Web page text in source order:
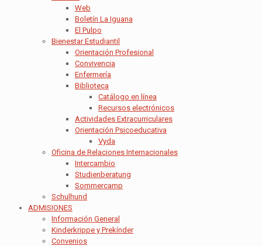
Web
Boletín La Iguana
El Pulpo
Bienestar Estudiantil
Orientación Profesional
Convivencia
Enfermería
Biblioteca
Catálogo en línea
Recursos electrónicos
Actividades Extracurriculares
Orientación Psicoeducativa
Vyda
Oficina de Relaciones Internacionales
Intercambio
Studienberatung
Sommercamp
Schulhund
ADMISIONES
Información General
Kinderkrippe y Prekínder
Convenios